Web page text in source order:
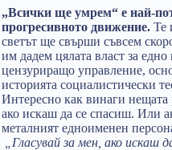
„Всички ще умрем“ е най-
прогресивното движение. Те
светът ще свърши съвсем
им дадем цялата власт за
цензуриращо управление,
историята социалистически
Интересно как винаги нещата
ако искаш да се спасиш. Или
металният едноименен
„Гласувай за мен, ако искаш